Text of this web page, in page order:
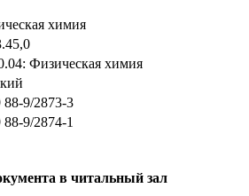
химия
Физическая химия
88-9/2873-3
9/2874-1
в читальный зал